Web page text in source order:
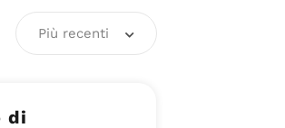
Più recenti
di